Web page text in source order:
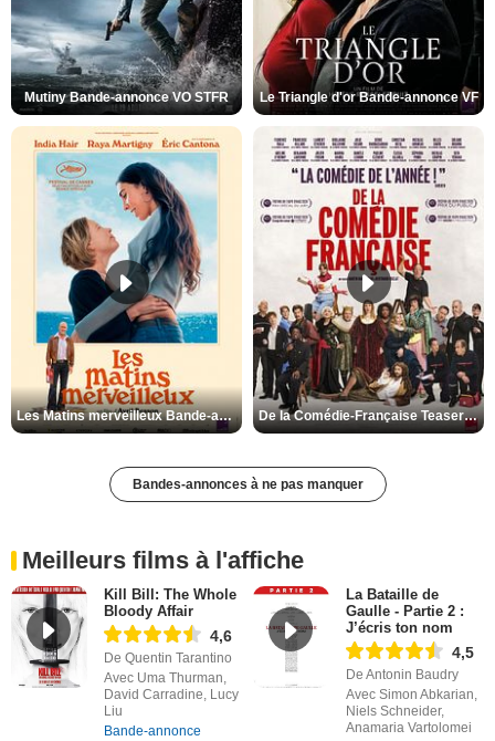
Mutiny Bande-annonce VO STFR Le Triangle d'or Bande-annonce VF
Les Matins merveilleux Bande-annonce VF De la Comédie-Française Teaser VF
Bandes-annonces à ne pas manquer
Meilleurs films à l'affiche
Kill Bill: The Whole
Bloody Affair
4,6
De Quentin Tarantino
Avec Uma Thurman,
David Carradine, Lucy
Liu
Bande-annonce
La Bataille de
Gaulle - Partie 2 :
J’écris ton nom
4,5
De Antonin Baudry
Avec Simon Abkarian,
Niels Schneider,
Anamaria Vartolomei